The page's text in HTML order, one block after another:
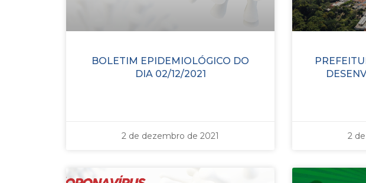
BOLETIM EPIDEMIOLÓGICO DO
DIA 02/12/2021
2 de dezembro de 2021 2